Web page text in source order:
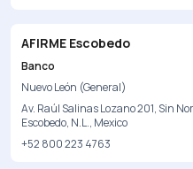
AFIRME Escobedo
Banco
Nuevo León (General)
Av. Raúl Salinas Lozano 201, Sin
Escobedo, N.L., Mexico
+52 800 223 4763